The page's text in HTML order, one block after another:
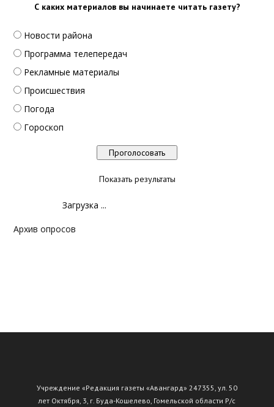
С каких материалов вы начинаете читать газету?
Новости района
Программа телепередач
Рекламные материалы
Происшествия
Погода
Гороскоп
Показать результаты
Загрузка ...
Архив опросов
Учреждение «Редакция газеты «Авангард» 247355, ул. 50
лет Октября, 3, г. Буда-Кошелево, Гомельской области Р/с